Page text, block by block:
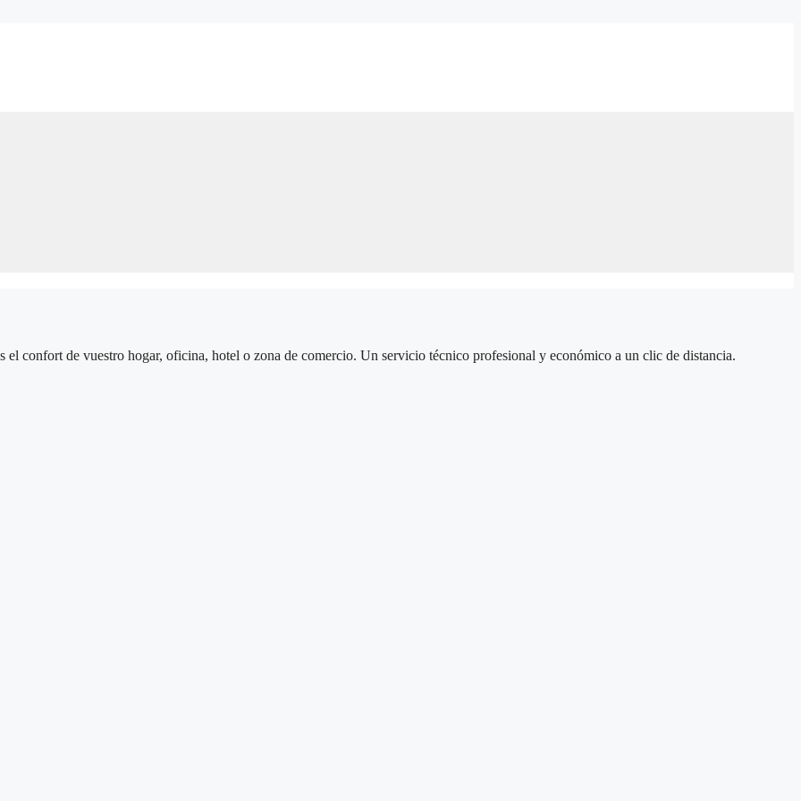
el confort de vuestro hogar, oficina, hotel o zona de comercio. Un servicio técnico profesional y económico a un clic de distancia.